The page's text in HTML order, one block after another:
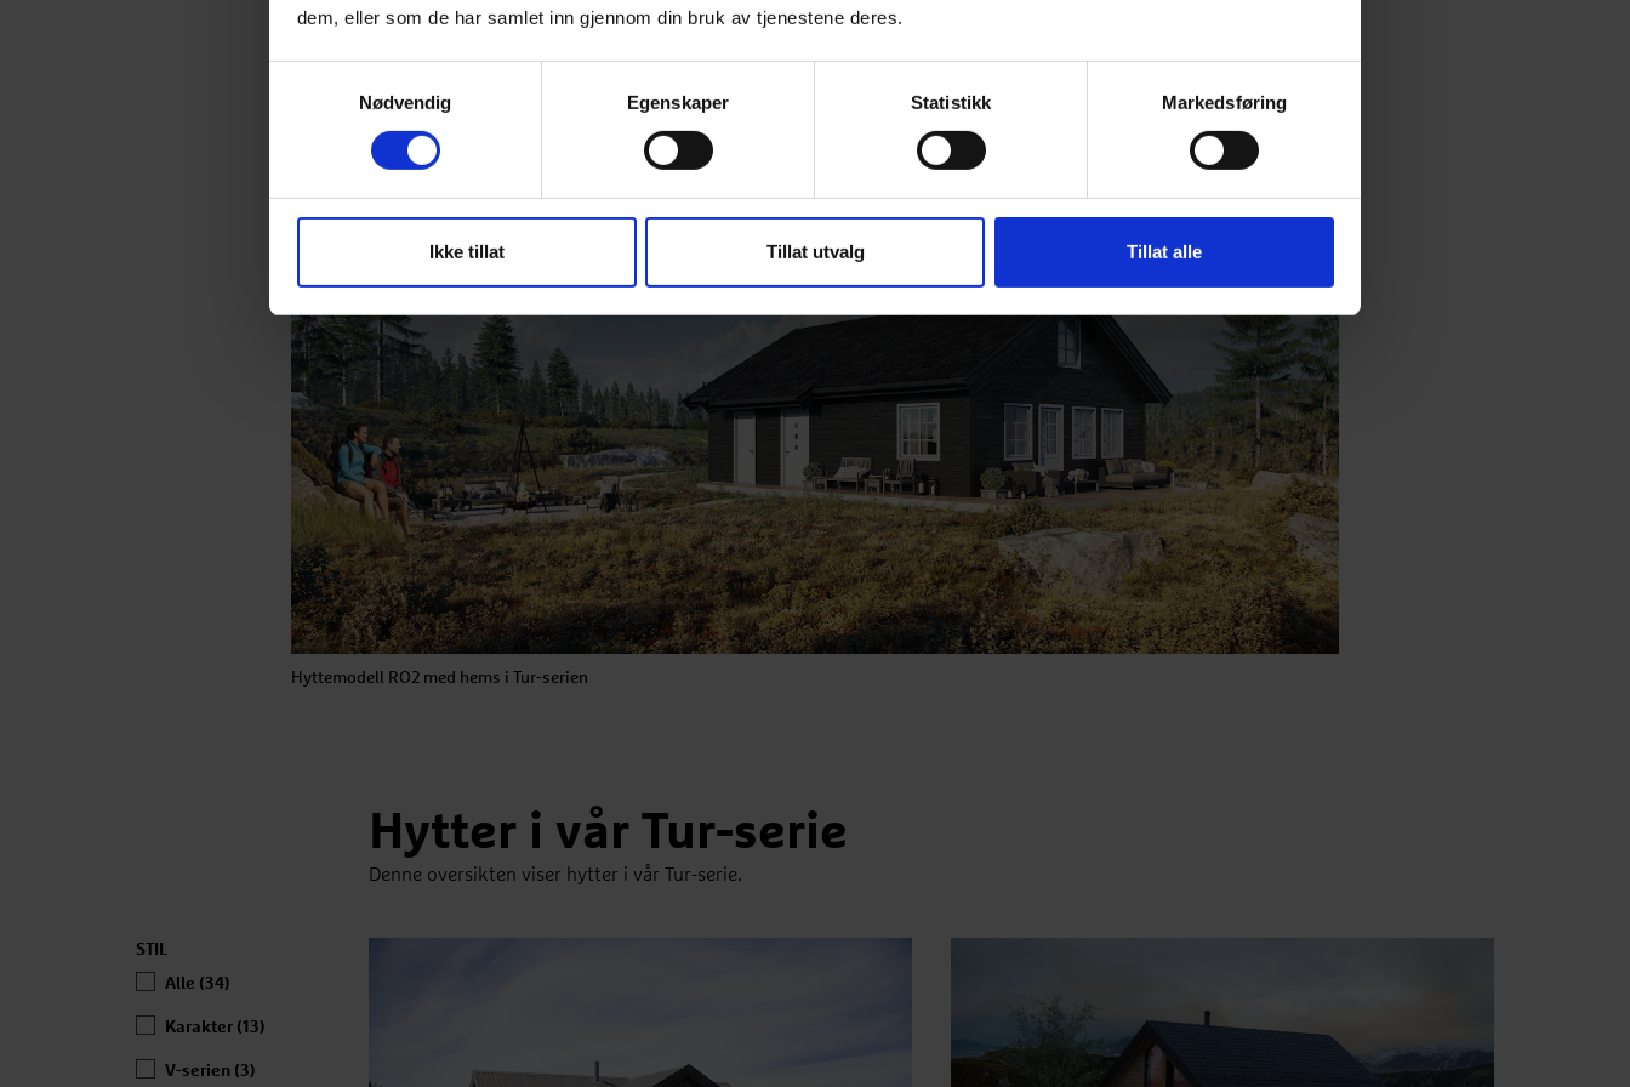
dem, eller som de har samlet inn gjennom din bruk av tjenestene deres.
Nødvendig
Egenskaper Statistikk Markedsføring
Ikke tillat Tillat utvalg Tillat alle
Tur-hyttene glir lett inn i omgivelsene, enten det er på fjellet eller ved svabergene.
Hyttemodell RO2 med hems i Tur-serien
Hytter i vår Tur-serie
Denne oversikten viser hytter i vår Tur-serie.
STIL
Alle (34)
Karakter (13)
V-serien (3)